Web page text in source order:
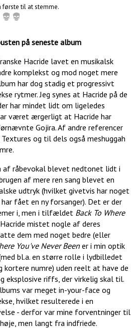
første til at stemme.
på seneste album
Hacride lavet en musikalsk
komplekst og mod noget mere
har dog stadig et progressivt
rytmer. Jeg synes at Hacride på de
har mindet lidt om ligeledes
været ærgerligt at Hacride har
Gojira. Af andre referencer
og til dels også meshuggah
af råbevokal blevet nedtonet lidt i
af mere ren sang blevet en
udtryk (hvilket givetvis har noget
fået en ny forsanger). Det er der
i, men i tilfældet Back To Where
mistet nogle af deres
dem med noget bedre (eller
You've Never Been er i min optik
bl.a. en større rolle i lydbilledet
kortere numre) uden reelt at have de
eksplosive riffs, der virkelig skal til.
var meget in-your-face og
hvilket resulterede i en
- derfor var mine forventninger til
men langt fra indfriede.